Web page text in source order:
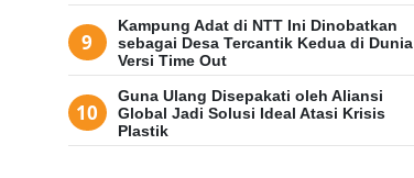
Kampung Adat di NTT Ini Dinobatkan
sebagai Desa Tercantik Kedua di Dunia
Versi Time Out
Guna Ulang Disepakati oleh Aliansi
Global Jadi Solusi Ideal Atasi Krisis
Plastik